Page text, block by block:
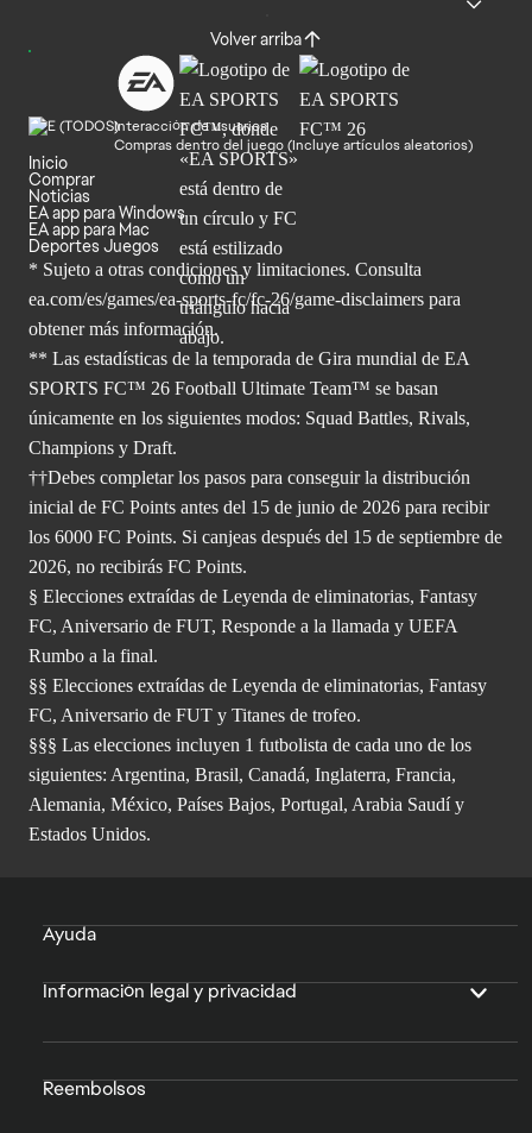
Volver arriba
Interacción de usuarios
Compras dentro del juego (Incluye artículos aleatorios)
Inicio
Comprar
Noticias
EA app para Windows
EA app para Mac
Deportes Juegos
* Sujeto a otras condiciones y limitaciones. Consulta
ea.com/es/games/ea-sports-fc/fc-26/game-disclaimers para
obtenermás información.
** Las estadísticas de la temporada de Gira mundial de EA
SPORTS FC™ 26 Football Ultimate Team™ se basan
únicamente en los siguientes modos: Squad Battles, Rivals,
Champions y Draft.
††Debes completar los pasos para conseguir la distribución
inicial de FC Points antes del 15 de junio de 2026 para recibir
los 6000 FC Points. Si canjeas después del 15 de septiembre de
2026, no recibirás FC Points.
§ Elecciones extraídas de Leyenda de eliminatorias, Fantasy
FC, Aniversario de FUT, Responde a la llamada y UEFA
Rumbo a la final.
§§ Elecciones extraídas de Leyenda de eliminatorias, Fantasy
FC, Aniversario de FUT y Titanes de trofeo.
§§§ Las elecciones incluyen 1 futbolista de cada uno de los
siguientes: Argentina, Brasil, Canadá, Inglaterra, Francia,
Alemania, México, Países Bajos, Portugal, Arabia Saudí y
Estados Unidos.
Ayuda
Información legal y privacidad
Reembolsos